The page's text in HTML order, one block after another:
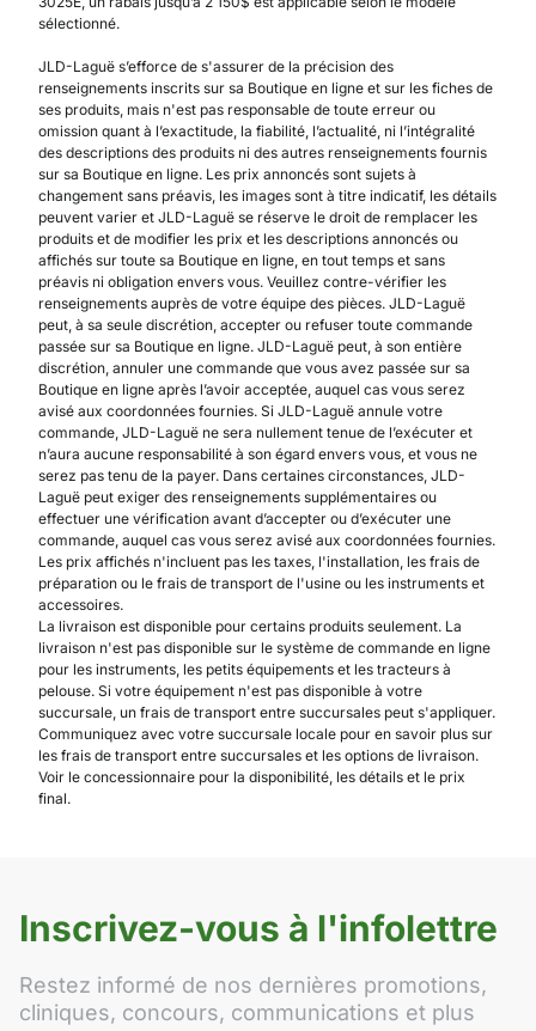
sélectionné.
JLD-Laguë s’efforce de s'assurer de la précision des
renseignements inscrits sur sa Boutique en ligne et sur les fiches de
ses produits, mais n'est pas responsable de toute erreur ou
omission quant à l’exactitude, la fiabilité, l’actualité, ni l’intégralité
des descriptions des produits ni des autres renseignements fournis
sur sa Boutique en ligne. Les prix annoncés sont sujets à
changement sans préavis, les images sont à titre indicatif, les détails
peuvent varier et JLD-Laguë se réserve le droit de remplacer les
produits et de modifier les prix et les descriptions annoncés ou
affichés sur toute sa Boutique en ligne, en tout temps et sans
préavis ni obligation envers vous. Veuillez contre-vérifier les
renseignements auprès de votre équipe des pièces. JLD-Laguë
peut, à sa seule discrétion, accepter ou refuser toute commande
passée sur sa Boutique en ligne. JLD-Laguë peut, à son entière
discrétion, annuler une commande que vous avez passée sur sa
Boutique en ligne après l’avoir acceptée, auquel cas vous serez
avisé aux coordonnées fournies. Si JLD-Laguë annule votre
commande, JLD-Laguë ne sera nullement tenue de l’exécuter et
n’aura aucune responsabilité à son égard envers vous, et vous ne
serez pas tenu de la payer. Dans certaines circonstances, JLD-
Laguë peut exiger des renseignements supplémentaires ou
effectuer une vérification avant d’accepter ou d’exécuter une
commande, auquel cas vous serez avisé aux coordonnées fournies.
Les prix affichés n'incluent pas les taxes, l'installation, les frais de
préparation ou le frais de transport de l'usine ou les instruments et
accessoires.
La livraison est disponible pour certains produits seulement. La
livraison n'est pas disponible sur le système de commande en ligne
pour les instruments, les petits équipements et les tracteurs à
pelouse. Si votre équipement n'est pas disponible à votre
succursale, un frais de transport entre succursales peut s'appliquer.
Communiquez avec votre succursale locale pour en savoir plus sur
les frais de transport entre succursales et les options de livraison.
Voir le concessionnaire pour la disponibilité, les détails et le prix
final.
Inscrivez-vous à l'infolettre
Restez informé de nos dernières promotions,
cliniques, concours, communications et plus